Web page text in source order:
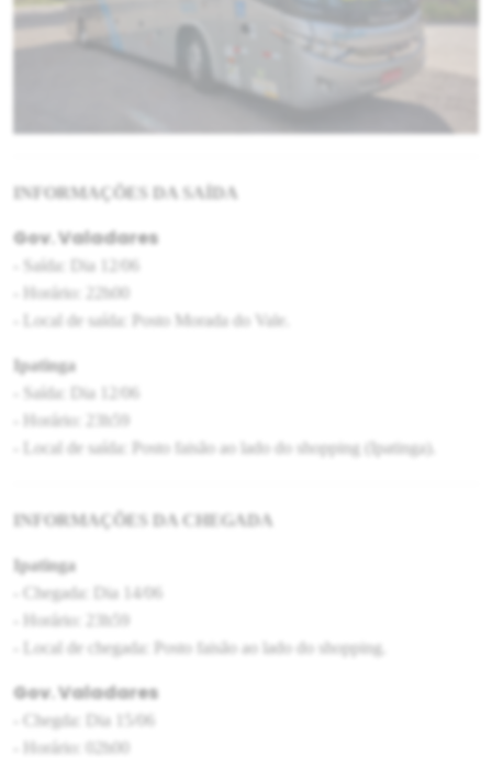
INFORMAÇÕES DA SAÍDA
Gov. Valadares
- Saída: Dia 12/06
- Horário: 22h00
- Local de saída: Posto Morada do Vale.
Ipatinga
- Saída: Dia 12/06
- Horário: 23h59
- Local de saída: Posto faisão ao lado do shopping (Ipatinga).
INFORMAÇÕES DA CHEGADA
Ipatinga
- Chegada: Dia 14/06
- Horário: 23h59
- Local de chegada: Posto faisão ao lado do shopping.
Gov. Valadares
- Chegda: Dia 15/06
- Horário: 02h00